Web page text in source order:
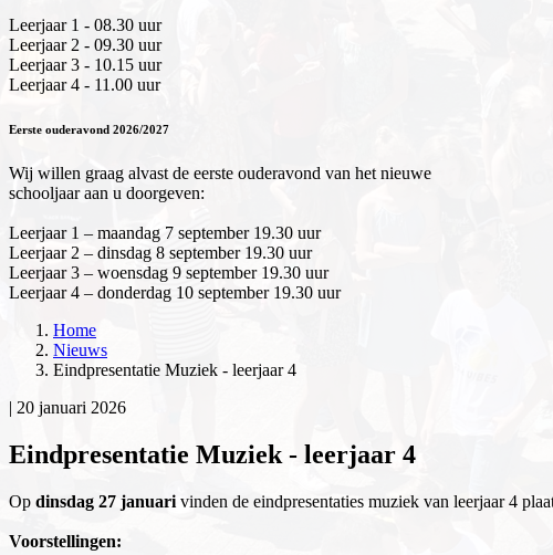
Leerjaar 1 - 08.30 uur
Leerjaar 2 - 09.30 uur
Leerjaar 3 - 10.15 uur
Leerjaar 4 - 11.00 uur
Eerste ouderavond 2026/2027
Wij willen graag alvast de eerste ouderavond van het nieuwe
schooljaar aan u doorgeven:
Leerjaar 1 – maandag 7 september 19.30 uur
Leerjaar 2 – dinsdag 8 september 19.30 uur
Leerjaar 3 – woensdag 9 september 19.30 uur
Leerjaar 4 – donderdag 10 september 19.30 uur
Home
Nieuws
Eindpresentatie Muziek - leerjaar 4
| 20 januari 2026
Eindpresentatie Muziek - leerjaar 4
Op dinsdag 27 januari vinden de eindpresentaties muziek van leerjaar 4
Voorstellingen: